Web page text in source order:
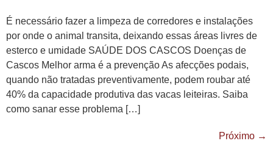
É necessário fazer a limpeza de corredores e instalações
por onde o animal transita, deixando essas áreas livres de
esterco e umidade SAÚDE DOS CASCOS Doenças de
Cascos Melhor arma é a prevenção As afecções podais,
quando não tratadas preventivamente, podem roubar até
40% da capacidade produtiva das vacas leiteiras. Saiba
como sanar esse problema […]
Próximo →